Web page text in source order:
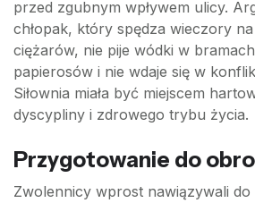
przed zgubnym wpływem ulicy.
chłopak, który spędza wieczory
ciężarów, nie pije wódki w
papierosów i nie wdaje się w
Siłownia miała być miejscem
dyscypliny i zdrowego trybu życia.
Przygotowanie do
Zwolennicy wprost nawiązywali do